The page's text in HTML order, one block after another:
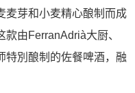
麦芽和小麦精心酿制而成
由FerranAdrià大厨、
特別酿制的佐餐啤酒，融